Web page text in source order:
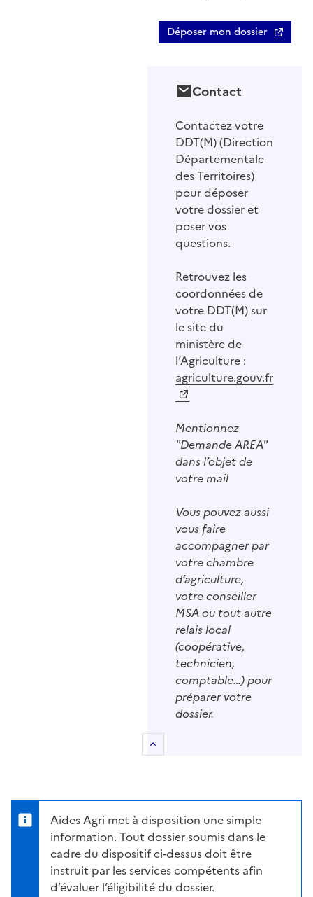
Déposer mon dossier
Contact
Contactez votre
DDT(M) (Direction
Départementale
des Territoires)
pour déposer
votre dossier et
poser vos
questions.
Retrouvez les
coordonnées de
votre DDT(M) sur
le site du
ministère de
l’Agriculture :
agriculture.gouv.fr
Mentionnez
"Demande AREA"
dans l’objet de
votre mail
Vous pouvez aussi
vous faire
accompagner par
votre chambre
d’agriculture,
votre conseiller
MSA ou tout autre
relais local
(coopérative,
technicien,
comptable…) pour
préparer votre
dossier.
Aides Agri met à disposition une simple
information. Tout dossier soumis dans le
cadre du dispositif ci-dessus doit être
instruit par les services compétents afin
d’évaluer l’éligibilité du dossier.